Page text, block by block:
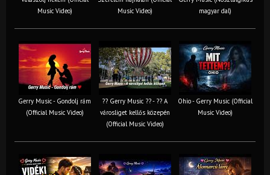
Music Video)
Music Video)
magyar dal)
Gerry Music - Gondolj rám
(Official Music Video)
?? Gerry Music ?? - ?? A
városliget kellős közepén
(Official Music Video)
Ohio - Gerry Music (Official
Music Video)